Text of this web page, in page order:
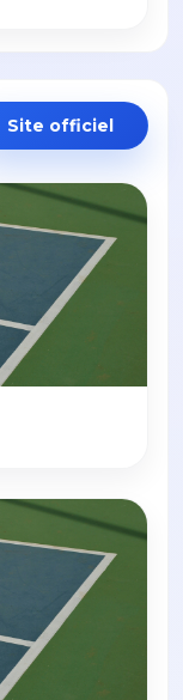
Site officiel